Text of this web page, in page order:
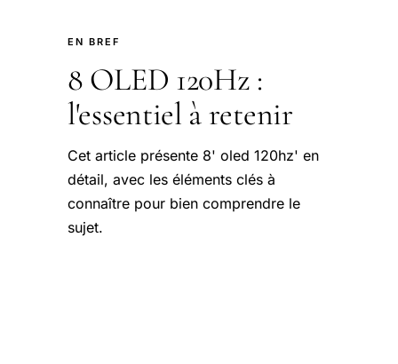
EN BREF
8 OLED 120Hz :
l'essentiel à retenir
Cet article présente 8' oled 120hz' en
détail, avec les éléments clés à
connaître pour bien comprendre le
sujet.